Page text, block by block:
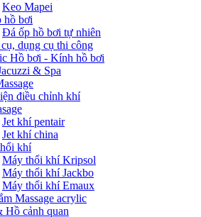
Keo Mapei
hồ bơi
Đá ốp hồ bơi tự nhiên
dụng cụ thi công
Hồ bơi - Kính hồ bơi
& Spa
điều chỉnh khí
Jet khí pentair
Jet khí china
khí
Máy thổi khí Kripsol
Máy thổi khí Jackbo
Máy thổi khí Emaux
Massage acrylic
Hồ cảnh quan